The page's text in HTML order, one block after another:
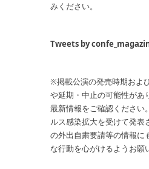
みください。
Tweets by
※掲載公演の発売時期およ
や延期・中止の可能性があ
最新情報をご確認ください
ルス感染拡大を受けて発表
の外出自粛要請等の情報に
な行動を心がけるようお願